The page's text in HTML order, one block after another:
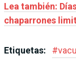
Lea también:
chaparrones
Etiquetas: #